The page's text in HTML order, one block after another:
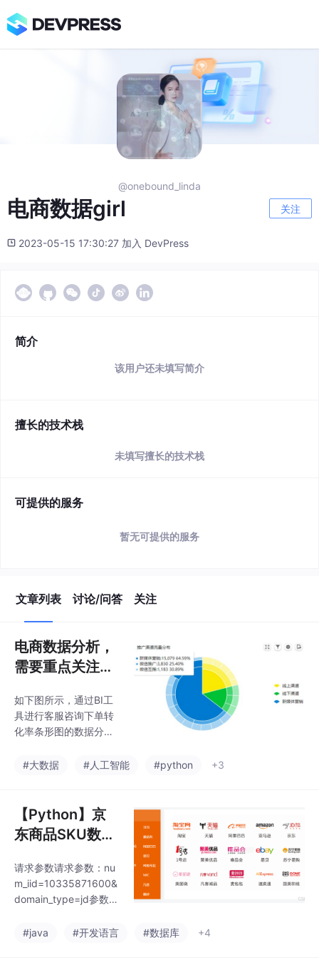
@onebound_linda
电商数据girl 关注
2023-05-15 17:30:27 加入 DevPress
简介
该用户还未填写简介
擅长的技术栈
未填写擅长的技术栈
可提供的服务
暂无可提供的服务
文章列表 讨论/问答 关注
电商数据分析，
需要重点关注哪
入哪些API？
如下图所示，通过BI工
具进行客服咨询下单转
化率条形图的数据分析
的Blanche、Henry、C
优秀，并且都在10%以
上，其他的客服员工的
转化率则相对较低，故
最为优秀的Blanche客
服给其他客服做一次服
务培训，整体上提升平
升用户的下单转化率。
#大数据 #人工智能 #python +3
【Python】京
东商品SKU数据
请求参数请求参数：nu
m_iid=10335871600&
domain_type=jd参数说
domain_type:站点名称
#java #开发语言 #数据库 +4